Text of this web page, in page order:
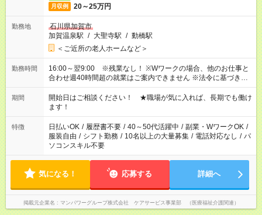
月収例 20～25万円
勤務地
石川県加賀市
加賀温泉駅 / 大聖寺駅 / 動橋駅
＜ご近所の老人ホームなど＞
勤務時間
16:00～翌9:00 ※残業なし！ ※Wワークの場合、他のお仕事と
合わせ週40時間超の就業はご案内できません ※法令に基づき、
週20時間以上勤務は社会保険への加入対象となります ※労働者
派遣法（日雇い派遣の原則禁止）により、短時間・短期間の就
業はご案内が難しい場合があります
期間
開始日はご相談ください！ ★職場が気に入れば、長期でも働け
ます！
特徴 日払いOK / 履歴書不要 / 40～50代活躍中 / 副業・WワークOK /
服装自由 / シフト勤務 / 10名以上の大量募集 / 電話対応なし / パ
ソコンスキル不要
気になる！ 応募する 詳細へ
掲載元企業名 マンパワーグループ株式会社 ケアサービス事業部 （医療福祉介護関連）